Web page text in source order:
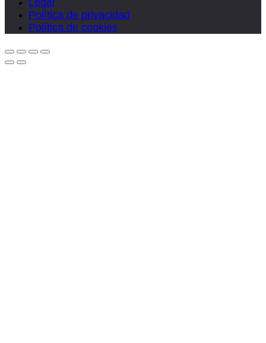
Política de privacidad
Política de cookies